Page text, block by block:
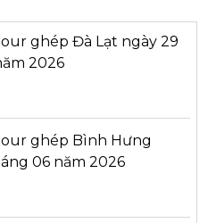
ghép Đà Lạt ngày 29
2026
ghép Bình Hưng
06 năm 2026